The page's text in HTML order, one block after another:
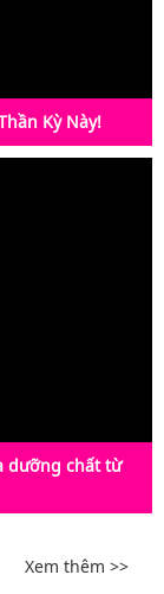
Kỳ Này!
dưỡng chất từ
Xem thêm >>